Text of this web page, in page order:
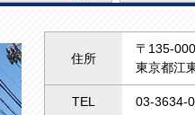
住所
〒135-
東京都江
TEL 03-3634-